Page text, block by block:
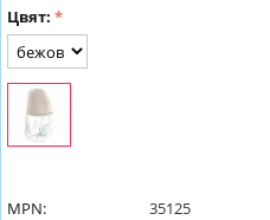
Цвят:
MPN:
35125